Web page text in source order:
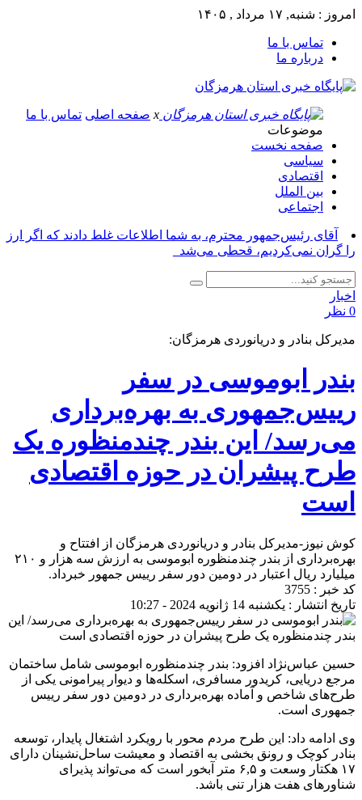
امروز : شنبه, ۱۷ مرداد , ۱۴۰۵
تماس با ما
درباره ما
x صفحه اصلی تماس با ما
موضوعات
صفحه نخست
سیاسی
اقتصادی
بین الملل
اجتماعی
آقای رئیس‌جمهور محترم، به شما اطلاعات غلط دادند که اگر ارز
را گران نمی‌کردیم، قحطی می‌شد_
اخبار
0 نظر
مدیرکل بنادر و دریانوردی هرمزگان:
بندر ابوموسی در سفر
رییس‌جمهوری به بهره‌برداری
می‌رسد/ این بندر چندمنظوره یک
طرح پیشران در حوزه اقتصادی
است
کوش نیوز-مدیرکل بنادر و دریانوردی هرمزگان از افتتاح و
بهره‌برداری از بندر چندمنظوره ابوموسی به ارزش سه هزار و ۲۱۰
میلیارد ریال اعتبار در دومین دور سفر رییس جمهور خبرداد.
کد خبر : 3755
تاریخ انتشار : یکشنبه 14 ژانویه 2024 - 10:27
حسین عباس‌نژاد افزود: بندر چندمنظوره ابوموسی شامل ساختمان
مرجع دریایی، کریدور مسافری، اسکله‌ها‌ و دیوار پیرامونی یکی از
طرح‌های شاخص و آماده بهره‌برداری در دومین دور سفر رییس
جمهوری است.
وی ادامه داد: این طرح مردم محور با رویکرد اشتغال پایدار، توسعه
بنادر کوچک و رونق بخشی به اقتصاد و معیشت ساحل‌نشینان دارای
۱۷ هکتار وسعت و ۶,۵ متر آبخور است که می‌تواند پذیرای
شناورهای هفت هزار تنی باشد.